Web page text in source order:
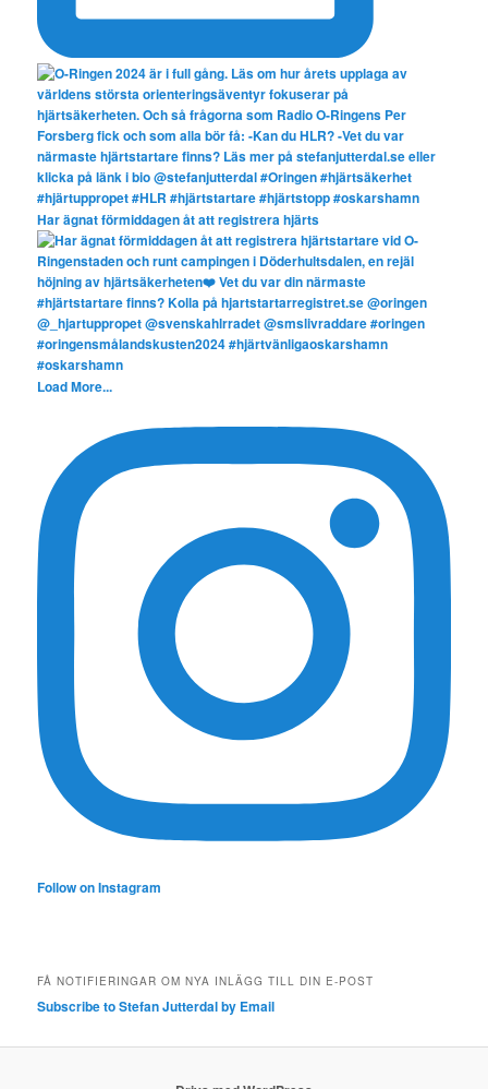
Har ägnat förmiddagen åt att registrera hjärts
Load More...
Follow on Instagram
FÅ NOTIFIERINGAR OM NYA INLÄGG TILL DIN E-POST
Subscribe to Stefan Jutterdal by Email